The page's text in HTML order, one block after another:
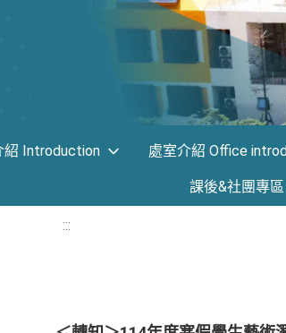
紹 Introduction 處室介紹 Office
課後&社團專
:::